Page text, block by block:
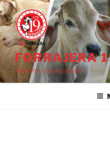
Saltar
al
contenido
FORRAJERA
Alimento para ganado